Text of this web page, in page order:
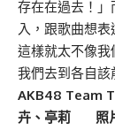
存在在過去！
入，跟歌曲想
這樣就太不像
我們去到各自該
AKB48 Team
卉、亭莉 照